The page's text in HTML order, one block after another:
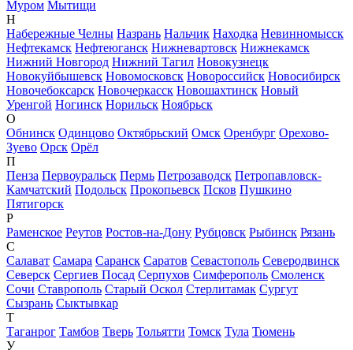
Муром Мытищи
Н
Набережные Челны Назрань Нальчик Находка Невинномысск
Нефтекамск Нефтеюганск Нижневартовск Нижнекамск
Нижний Новгород Нижний Тагил Новокузнецк
Новокуйбышевск Новомосковск Новороссийск Новосибирск
Новочебоксарск Новочеркасск Новошахтинск Новый
Уренгой Ногинск Норильск Ноябрьск
О
Обнинск Одинцово Октябрьский Омск Оренбург Орехово-
Зуево Орск Орёл
П
Пенза Первоуральск Пермь Петрозаводск Петропавловск-
Камчатский Подольск Прокопьевск Псков Пушкино
Пятигорск
Р
Раменское Реутов Ростов-на-Дону Рубцовск Рыбинск Рязань
С
Салават Самара Саранск Саратов Севастополь Северодвинск
Северск Сергиев Посад Серпухов Симферополь Смоленск
Сочи Ставрополь Старый Оскол Стерлитамак Сургут
Сызрань Сыктывкар
Т
Таганрог Тамбов Тверь Тольятти Томск Тула Тюмень
У